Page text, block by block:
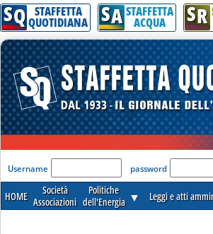
SQ STAFFETTA
QUOTIDIANA SA STAFFETTA
ACQUA SR
'Modulo Login per accedere'
Username password
HOME
Società
Associazioni
Politiche
dell'Energia ▼ Leggi e atti